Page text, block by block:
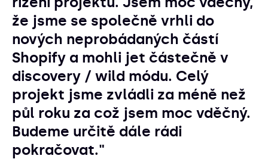
že jsme se společně vrhli do
nových neprobádaných částí
Shopify a mohli jet částečně v
discovery / wild módu. Celý
projekt jsme zvládli za méně než
půl roku za což jsem moc vděčný.
Budeme určitě dále rádi
pokračovat."